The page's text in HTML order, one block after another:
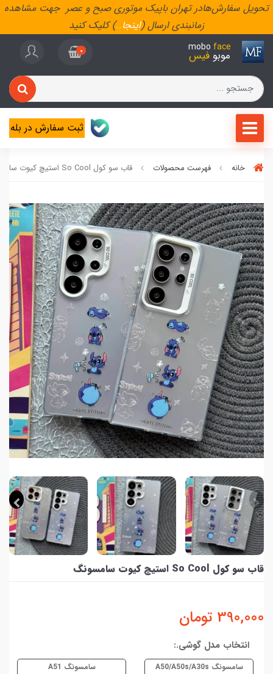
تحویل سفارش‌هادر تهران باپیک موتوری صبح و عصر جهت مشاهده
زمانبندی ارسال (اینجا..) کلیک کنید
mobo face
موبو فیس 0
ثبت سفارش در بله
خانه فهرست محصولات قاب سو کول So Cool استیچ کیوت سامسونگ
قاب سو کول So Cool استیچ کیوت سامسونگ
390,000 تومان
انتخاب مدل گوشی.:
سامسونگ A50/A50s/A30s سامسونگ A51